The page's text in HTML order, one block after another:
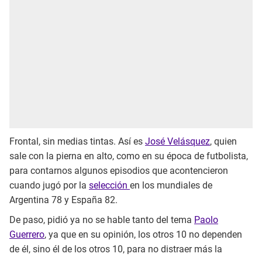
Frontal, sin medias tintas. Así es José Velásquez, quien
sale con la pierna en alto, como en su época de futbolista,
para contarnos algunos episodios que acontencieron
cuando jugó por la selección en los mundiales de
Argentina 78 y España 82.
De paso, pidió ya no se hable tanto del tema Paolo
Guerrero, ya que en su opinión, los otros 10 no dependen
de él, sino él de los otros 10, para no distraer más la